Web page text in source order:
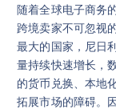
随着全球电子商务
跨境卖家不可忽视
最大的国家，尼日
量持续快速增长，
的货币兑换、本地
拓展市场的障碍。